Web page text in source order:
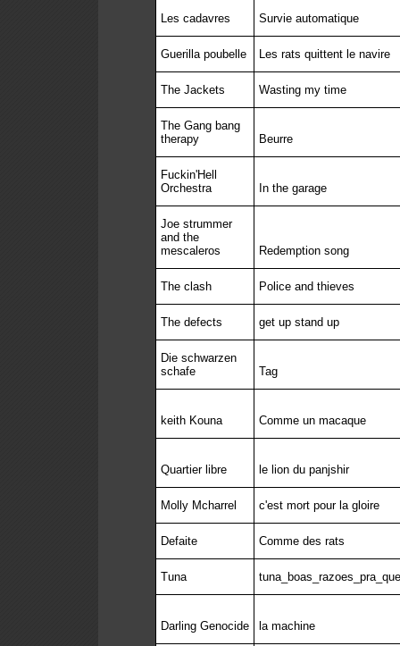
Les cadavres Survie automatique
Guerilla poubelle Les rats quittent le navire
The Jackets Wasting my time
The Gang bang
therapy
Beurre
Fuckin'Hell
Orchestra
In the garage
Joe strummer
and the
mescaleros
Redemption song
The clash Police and thieves
The defects get up stand up
Die schwarzen
schafe
Tag
keith Kouna Comme un macaque
Quartier libre le lion du panjshir
Molly Mcharrel c'est mort pour la gloire
Defaite Comme des rats
Tuna
Darling Genocide la machine